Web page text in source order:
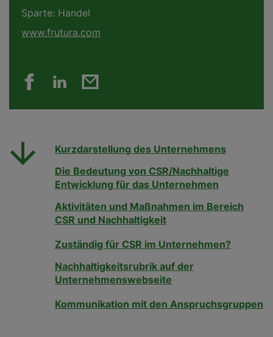
Sparte: Handel
www.frutura.com
Kurzdarstellung des Unternehmens
Die Bedeutung von CSR/Nachhaltige
Entwicklung für das Unternehmen
Aktivitäten und Maßnahmen im Bereich
CSR und Nachhaltigkeit
Zuständig für CSR im Unternehmen?
Nachhaltigkeitsrubrik auf der
Unternehmenswebseite
Kommunikation mit den Anspruchsgruppen